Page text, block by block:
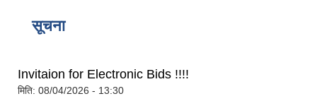
सूचना
Invitaion for Electronic Bids !!!!
मिति: 08/04/2026 - 13:30